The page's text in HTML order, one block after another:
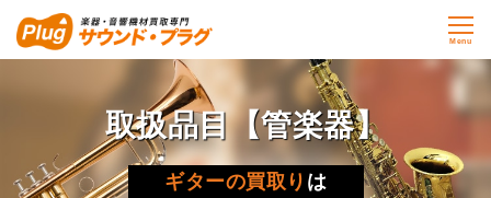
Menu
取扱品目【管楽器】
ギターの買取り は